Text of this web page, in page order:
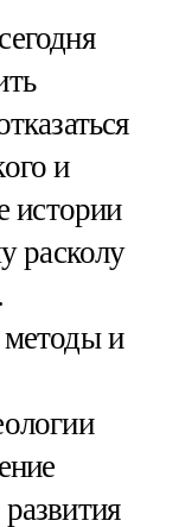
и
истории
расколу
и